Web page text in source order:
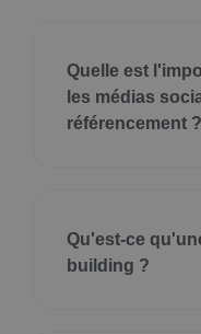
Quelle est
les médias
référencement ?
Qu'est-ce
building ?